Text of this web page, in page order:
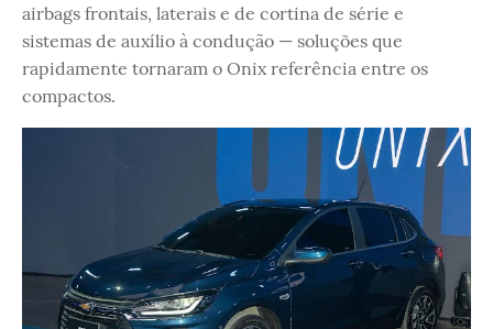
airbags frontais, laterais e de cortina de série e
sistemas de auxílio à condução — soluções que
rapidamente tornaram o Onix referência entre os
compactos.